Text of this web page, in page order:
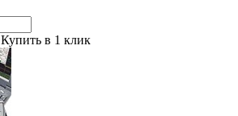
Купить в 1 клик